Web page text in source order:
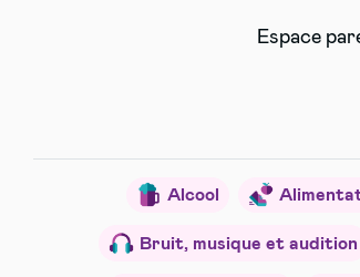
Espace
Alcool
Bruit, musique et audition